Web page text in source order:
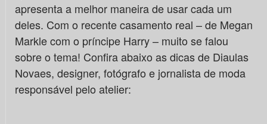
apresenta a melhor maneira de usar cada um
deles. Com o recente casamento real – de Megan
Markle com o príncipe Harry – muito se falou
sobre o tema! Confira abaixo as dicas de Diaulas
Novaes, designer, fotógrafo e jornalista de moda
responsável pelo atelier: